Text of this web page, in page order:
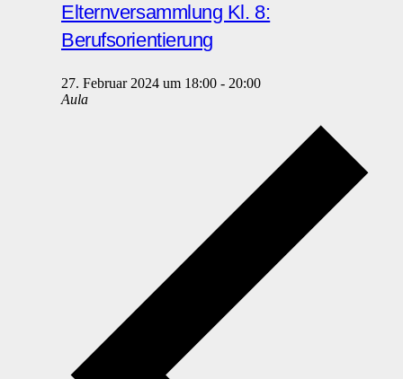
Elternversammlung Kl. 8:
Berufsorientierung
27. Februar 2024 um 18:00 - 20:00
Aula